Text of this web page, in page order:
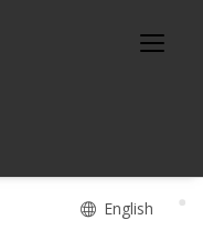
English